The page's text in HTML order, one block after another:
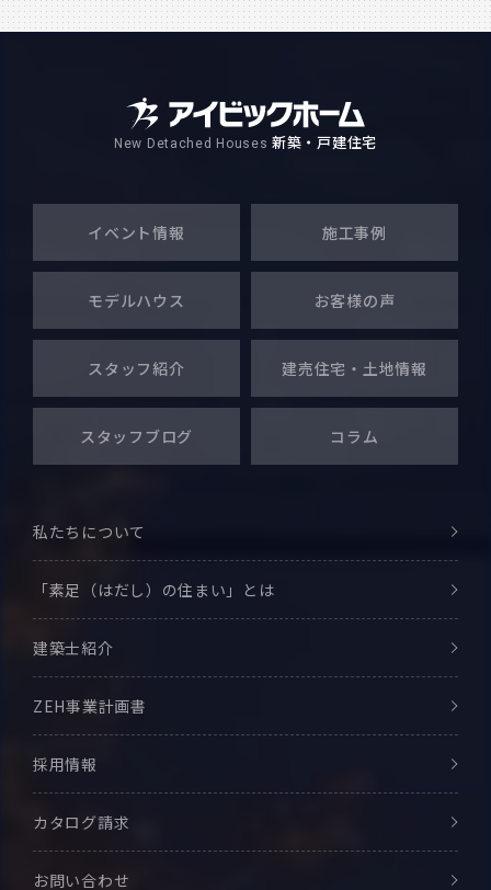
New Detached Houses 新築・戸建住宅
イベント情報 施工事例
モデルハウス お客様の声
スタッフ紹介 建売住宅・ 土地情報
スタッフブログ コラム
私たちについて
「素足（はだし）の住まい」とは
建築士紹介
ZEH事業計画書
採用情報
カタログ請求
お問い合わせ